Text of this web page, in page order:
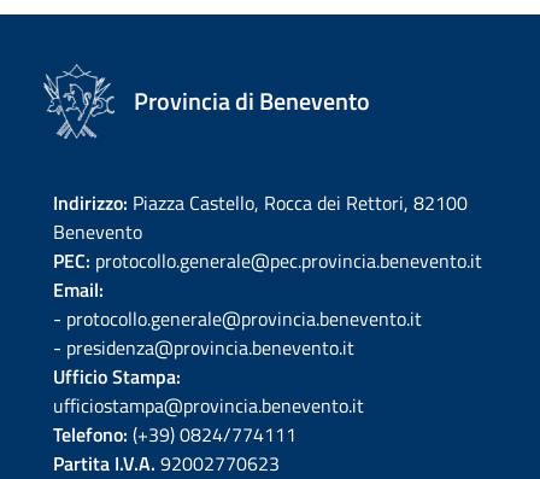
Provincia di Benevento
Indirizzo: Piazza Castello, Rocca dei Rettori, 82100
Benevento
PEC: protocollo.generale@pec.provincia.benevento.it
Email:
- protocollo.generale@provincia.benevento.it
- presidenza@provincia.benevento.it
Ufficio Stampa:
ufficiostampa@provincia.benevento.it
Telefono: (+39) 0824/774111
Partita I.V.A. 92002770623